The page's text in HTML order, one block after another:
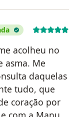
acolheu no
asma. Me
daquelas
tudo, que
coração por